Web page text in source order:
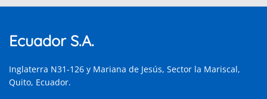
Ecuador S.A.
Inglaterra N31-126 y Mariana de Jesús, Sector la Mariscal,
Quito, Ecuador.